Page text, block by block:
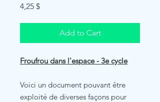
4,25 $Price
Add to Cart
Froufrou dans l'espace - 3e cycle
Voici un document pouvant être
exploité de diverses façons pour